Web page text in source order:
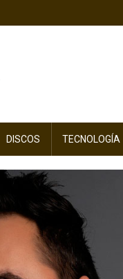
DISCOS TECNOLOGÍA